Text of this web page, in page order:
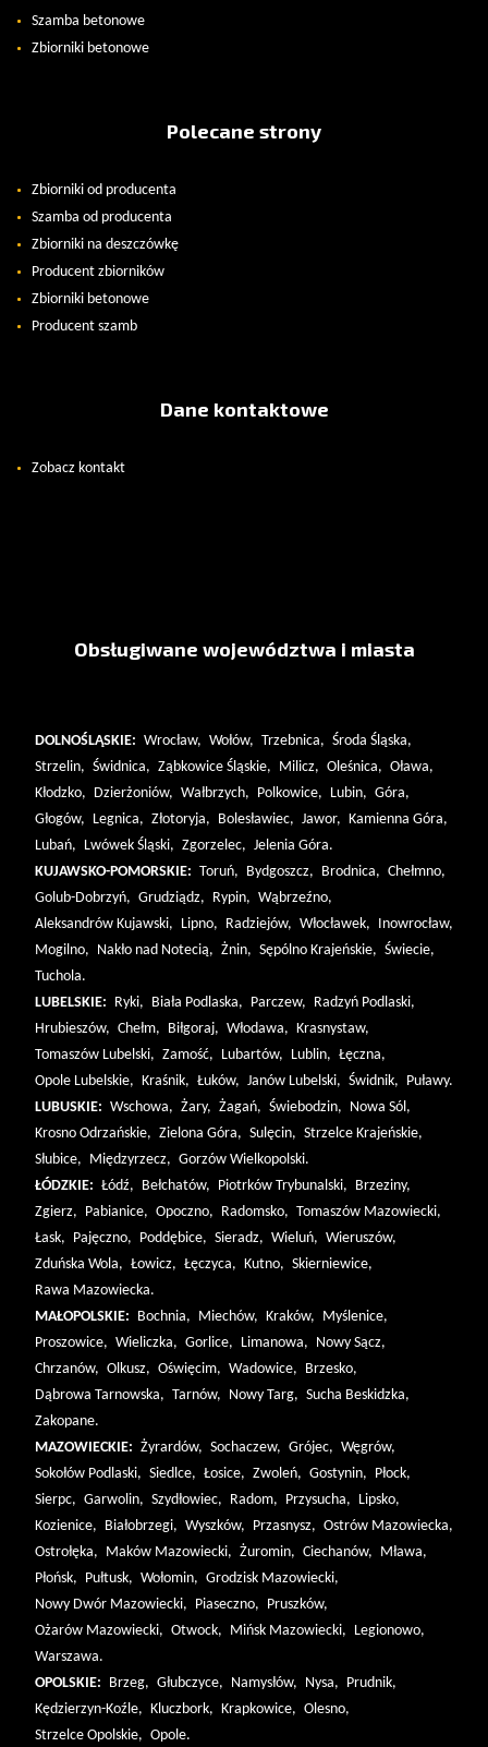
Szamba betonowe
Zbiorniki betonowe
Polecane strony
Zbiorniki od producenta
Szamba od producenta
Zbiorniki na deszczówkę
Producent zbiorników
Zbiorniki betonowe
Producent szamb
Dane kontaktowe
Zobacz kontakt
Obsługiwane województwa i miasta
DOLNOŚLĄSKIE: Wrocław, Wołów, Trzebnica, Środa Śląska,
Strzelin, Świdnica, Ząbkowice Śląskie, Milicz, Oleśnica, Oława,
Kłodzko, Dzierżoniów, Wałbrzych, Polkowice, Lubin, Góra,
Głogów, Legnica, Złotoryja, Bolesławiec, Jawor, Kamienna Góra,
Lubań, Lwówek Śląski, Zgorzelec, Jelenia Góra.
KUJAWSKO-POMORSKIE: Toruń, Bydgoszcz, Brodnica, Chełmno,
Golub-Dobrzyń, Grudziądz, Rypin, Wąbrzeźno,
Aleksandrów Kujawski, Lipno, Radziejów, Włocławek, Inowrocław,
Mogilno, Nakło nad Notecią, Żnin, Sępólno Krajeńskie, Świecie,
Tuchola.
LUBELSKIE: Ryki, Biała Podlaska, Parczew, Radzyń Podlaski,
Hrubieszów, Chełm, Biłgoraj, Włodawa, Krasnystaw,
Tomaszów Lubelski, Zamość, Lubartów, Lublin, Łęczna,
Opole Lubelskie, Kraśnik, Łuków, Janów Lubelski, Świdnik, Puławy.
LUBUSKIE: Wschowa, Żary, Żagań, Świebodzin, Nowa Sól,
Krosno Odrzańskie, Zielona Góra, Sulęcin, Strzelce Krajeńskie,
Słubice, Międzyrzecz, Gorzów Wielkopolski.
ŁÓDZKIE: Łódź, Bełchatów, Piotrków Trybunalski, Brzeziny,
Zgierz, Pabianice, Opoczno, Radomsko, Tomaszów Mazowiecki,
Łask, Pajęczno, Poddębice, Sieradz, Wieluń, Wieruszów,
Zduńska Wola, Łowicz, Łęczyca, Kutno, Skierniewice,
Rawa Mazowiecka.
MAŁOPOLSKIE: Bochnia, Miechów, Kraków, Myślenice,
Proszowice, Wieliczka, Gorlice, Limanowa, Nowy Sącz,
Chrzanów, Olkusz, Oświęcim, Wadowice, Brzesko,
Dąbrowa Tarnowska, Tarnów, Nowy Targ, Sucha Beskidzka,
Zakopane.
MAZOWIECKIE: Żyrardów, Sochaczew, Grójec, Węgrów,
Sokołów Podlaski, Siedlce, Łosice, Zwoleń, Gostynin, Płock,
Sierpc, Garwolin, Szydłowiec, Radom, Przysucha, Lipsko,
Kozienice, Białobrzegi, Wyszków, Przasnysz, Ostrów Mazowiecka,
Ostrołęka, Maków Mazowiecki, Żuromin, Ciechanów, Mława,
Płońsk, Pułtusk, Wołomin, Grodzisk Mazowiecki,
Nowy Dwór Mazowiecki, Piaseczno, Pruszków,
Ożarów Mazowiecki, Otwock, Mińsk Mazowiecki, Legionowo,
Warszawa.
OPOLSKIE: Brzeg, Głubczyce, Namysłów, Nysa, Prudnik,
Kędzierzyn-Koźle, Kluczbork, Krapkowice, Olesno,
Strzelce Opolskie, Opole.